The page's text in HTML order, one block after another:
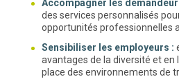
Accompagner les
des services personnalisés
opportunités professionnelles
Sensibiliser les employeurs :
avantages de la diversité et en
place des environnements de